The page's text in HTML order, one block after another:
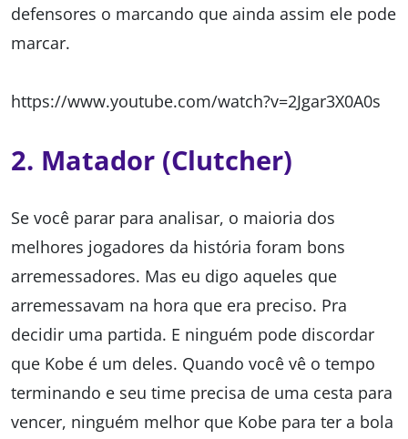
defensores o marcando que ainda assim ele pode
marcar.
https://www.youtube.com/watch?v=2Jgar3X0A0s
2. Matador (Clutcher)
Se você parar para analisar, o maioria dos
melhores jogadores da história foram bons
arremessadores. Mas eu digo aqueles que
arremessavam na hora que era preciso. Pra
decidir uma partida. E ninguém pode discordar
que Kobe é um deles. Quando você vê o tempo
terminando e seu time precisa de uma cesta para
vencer, ninguém melhor que Kobe para ter a bola